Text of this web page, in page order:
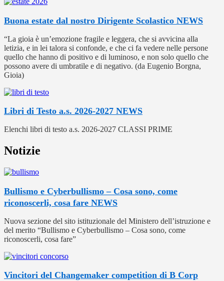
Buona estate dal nostro Dirigente Scolastico NEWS
“La gioia è un’emozione fragile e leggera, che si avvicina alla
letizia, e in lei talora si confonde, e che ci fa vedere nelle persone
quello che hanno di positivo e di luminoso, e non solo quello che
possono avere di umbratile e di negativo. (da Eugenio Borgna,
Gioia)
Libri di Testo a.s. 2026-2027 NEWS
Elenchi libri di testo a.s. 2026-2027 CLASSI PRIME
Notizie
Bullismo e Cyberbullismo – Cosa sono, come
riconoscerli, cosa fare NEWS
Nuova sezione del sito istituzionale del Ministero dell’istruzione e
del merito “Bullismo e Cyberbullismo – Cosa sono, come
riconoscerli, cosa fare”
Vincitori del Changemaker competition di B Corp